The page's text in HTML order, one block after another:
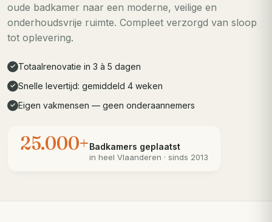
oude badkamer naar een moderne, veilige en
onderhoudsvrije ruimte. Compleet verzorgd van sloop
tot oplevering.
✓ Totaalrenovatie in 3 à 5 dagen
✓ Snelle levertijd: gemiddeld 4 weken
✓ Eigen vakmensen — geen onderaannemers
25.000+Badkamers geplaatst
in heel Vlaanderen · sinds 2013